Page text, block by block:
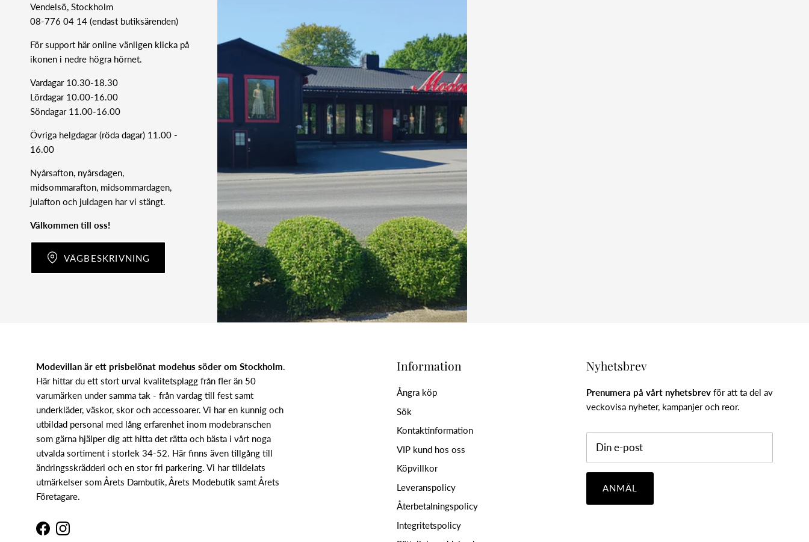
Vendelsö, Stockholm
08-776 04 14 (endast butiksärenden)
För support här online vänligen klicka på
ikonen i nedre högra hörnet.
Vardagar 10.30-18.30
Lördagar 10.00-16.00
Söndagar 11.00-16.00
Övriga helgdagar (röda dagar) 11.00 -
16.00
Nyårsafton, nyårsdagen,
midsommarafton, midsommardagen,
julafton och juldagen har vi stängt.
Välkommen till oss!
VÄGBESKRIVNING
Modevillan är ett prisbelönat modehus söder om Stockholm.
Här hittar du ett stort urval kvalitetsplagg från fler än 50
varumärken under samma tak - från vardag till fest samt
underkläder, väskor, skor och accessoarer. Vi har en kunnig och
utbildad personal med lång erfarenhet inom modebranschen
som gärna hjälper dig att hitta det rätta och bästa i vårt noga
utvalda sortiment i storlek 34-52. Här finns även tillgång till
ändringsskrädderi och en stor fri parkering. Vi har tilldelats
utmärkelser som Årets Dambutik, Årets Modebutik samt Årets
Företagare.
FacebookInstagram
Information
Ångra köp
Sök
Kontaktinformation
VIP kund hos oss
Köpvillkor
Leveranspolicy
Återbetalningspolicy
Integritetspolicy
Nyhetsbrev
Prenumera på vårt nyhetsbrev för att ta del av
veckovisa nyheter, kampanjer och reor.
ANMÄL